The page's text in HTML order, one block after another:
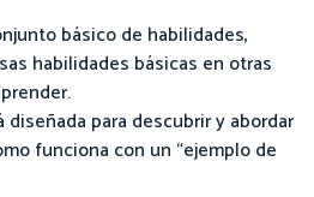
básico de habilidades,
habilidades básicas en otras
para descubrir y abordar
funciona con un “ejemplo de